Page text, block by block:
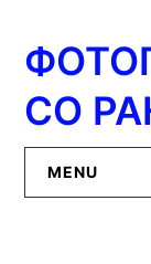
содержимому
СО
MENU